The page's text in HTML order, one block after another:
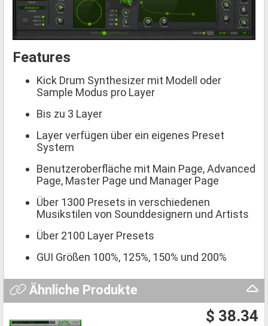
Features
Kick Drum Synthesizer mit Modell oder
Sample Modus pro Layer
Bis zu 3 Layer
Layer verfügen über ein eigenes Preset
System
Benutzeroberfläche mit Main Page, Advanced
Page, Master Page und Manager Page
Über 1300 Presets in verschiedenen
Musikstilen von Sounddesignern und Artists
Über 2100 Layer Presets
GUI Größen 100%, 125%, 150% und 200%
Ähnliche Produkte
$ 38.34